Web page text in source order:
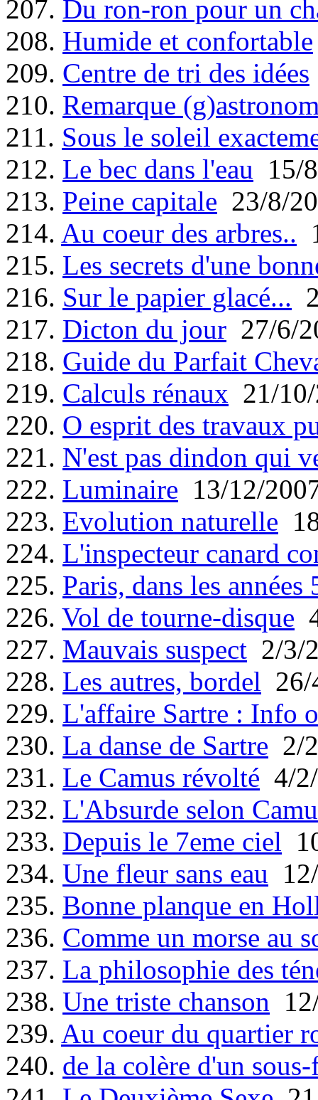
207. Du ron-ron pour un
208. Humide et confortable
209. Centre de tri des idées
210. Remarque
211. Sous le soleil
212. Le bec dans l'eau 15/
213. Peine capitale 23/8/
214. Au coeur des arbres..
215. Les secrets d'une
216. Sur le papier glacé...
217. Dicton du jour 27/6/
218. Guide du Parfait
219. Calculs rénaux 21/
220. O esprit des travaux
221. N'est pas dindon qui
222. Luminaire 13/12/
223. Evolution naturelle
224. L'inspecteur canard
225. Paris, dans les années
226. Vol de tourne-disque
227. Mauvais suspect 2/3/
228. Les autres, bordel
229. L'affaire Sartre : Info
230. La danse de Sartre 2/
231. Le Camus révolté 4/
232. L'Absurde selon
233. Depuis le 7eme ciel
234. Une fleur sans eau
235. Bonne planque en
236. Comme un morse au
237. La philosophie des
238. Une triste chanson
239. Au coeur du quartier
240. de la colère d'un